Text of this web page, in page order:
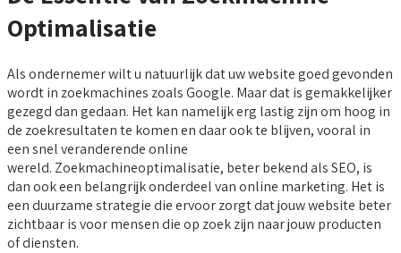
Optimalisatie
Als ondernemer wilt u natuurlijk dat uw website goed gevonden
wordt in zoekmachines zoals Google. Maar dat is gemakkelijker
gezegd dan gedaan. Het kan namelijk erg lastig zijn om hoog in
de zoekresultaten te komen en daar ook te blijven, vooral in
een snel veranderende online
wereld. Zoekmachineoptimalisatie, beter bekend als SEO, is
dan ook een belangrijk onderdeel van online marketing. Het is
een duurzame strategie die ervoor zorgt dat jouw website beter
zichtbaar is voor mensen die op zoek zijn naar jouw producten
of diensten.